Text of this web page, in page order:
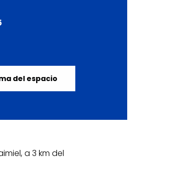
del espacio
a 3 km del